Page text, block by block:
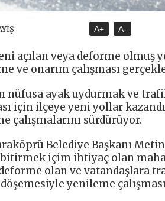
A+ A-
açılan veya deforme olmuş
ve onarım çalışması
nüfusa ayak uydurmak ve
için ilçeye yeni yollar
çalışmalarını sürdürüyor.
Belediye Başkanı
içim ihtiyaç olan
olan ve vatandaşlara
yenileme